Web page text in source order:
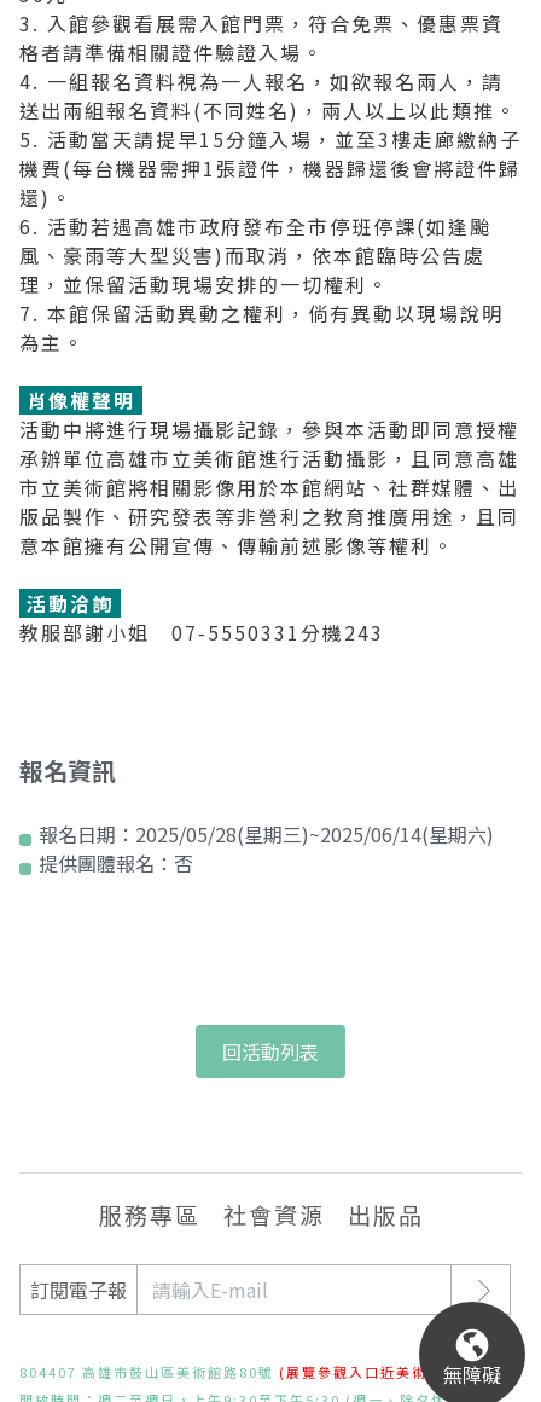
3. 入館參觀看展需入館門票，符合免票、優惠票資
格者請準備相關證件驗證入場。
4. 一組報名資料視為一人報名，如欲報名兩人，請
送出兩組報名資料(不同姓名)，兩人以上以此類推。
5. 活動當天請提早15分鐘入場，並至3樓走廊繳納子
機費(每台機器需押1張證件，機器歸還後會將證件歸
還)。
6. 活動若遇高雄市政府發布全市停班停課(如逢颱
風、豪雨等大型災害)而取消，依本館臨時公告處
理，並保留活動現場安排的一切權利。
7. 本館保留活動異動之權利，倘有異動以現場說明
為主。
肖像權聲明
活動中將進行現場攝影記錄，參與本活動即同意授權
承辦單位高雄市立美術館進行活動攝影，且同意高雄
市立美術館將相關影像用於本館網站、社群媒體、出
版品製作、研究發表等非營利之教育推廣用途，且同
意本館擁有公開宣傳、傳輸前述影像等權利。
活動洽詢
教服部謝小姐 07-5550331分機243
報名資訊
報名日期： 2025/05/28(星期三)~2025/06/14(星期六)
提供團體報名： 否
回活動列表
服務專區 社會資源 出版品
訂閱電子報
804407 高雄市鼓山區美術館路80號 (展覽參觀入口近美術東二路)
無障礙